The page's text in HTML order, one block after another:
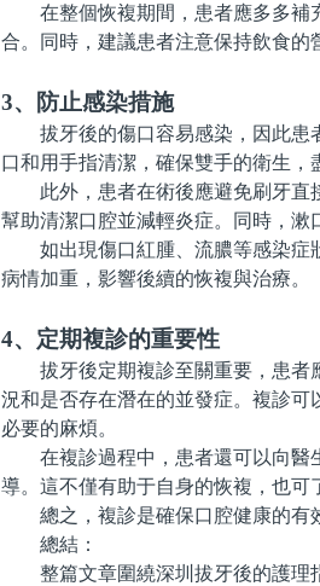
在整個恢複期間，患者應多多補
合。同時，建議患者注意保持飲食的
3、防止感染措施
拔牙後的傷口容易感染，因此患
口和用手指清潔，確保雙手的衛生，
此外，患者在術後應避免刷牙直接
幫助清潔口腔並減輕炎症。同時，漱
如出現傷口紅腫、流膿等感染症
病情加重，影響後續的恢複與治療。
4、定期複診的重要性
拔牙後定期複診至關重要，患者
況和是否存在潛在的並發症。複診
必要的麻煩。
在複診過程中，患者還可以向醫
導。這不僅有助于自身的恢複，也可
總之，複診是確保口腔健康的有效
總結：
整篇文章圍繞深圳拔牙後的護理